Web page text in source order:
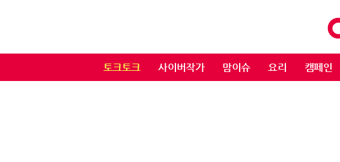
토크토크 사이버작가 맘이슈 요리 캠페인